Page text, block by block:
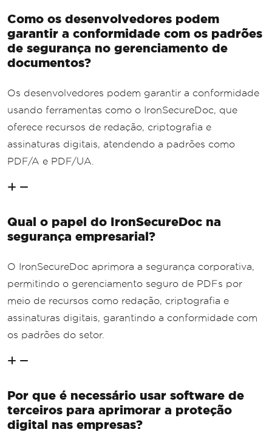
Como os desenvolvedores podem
garantir a conformidade com os padrões
de segurança no gerenciamento de
documentos?
Os desenvolvedores podem garantir a conformidade
usando ferramentas como o IronSecureDoc, que
oferece recursos de redação, criptografia e
assinaturas digitais, atendendo a padrões como
PDF/A e PDF/UA.
Qual o papel do IronSecureDoc na
segurança empresarial?
O IronSecureDoc aprimora a segurança corporativa,
permitindo o gerenciamento seguro de PDFs por
meio de recursos como redação, criptografia e
assinaturas digitais, garantindo a conformidade com
os padrões do setor.
Por que é necessário usar software de
terceiros para aprimorar a proteção
digital nas empresas?